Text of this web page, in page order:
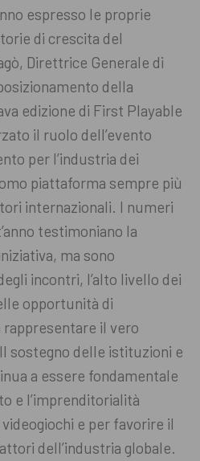
espresso le proprie
di crescita del
Direttrice Generale di
della
edizione di First Playable
il ruolo dell’evento
per l’industria dei
piattaforma sempre più
internazionali. I numeri
testimoniano la
ma sono
incontri, l’alto livello dei
opportunità di
il vero
sostegno delle istituzioni e
a essere fondamentale
e l’imprenditorialità
e per favorire il
dell’industria globale.